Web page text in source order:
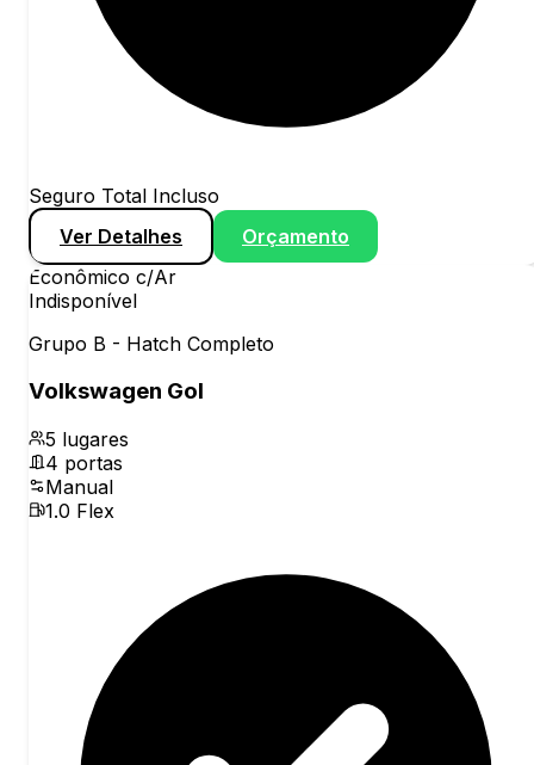
Seguro Total Incluso
Ver Detalhes
Orçamento
Econômico c/Ar
Indisponível
Grupo B - Hatch Completo
Volkswagen Gol
5 lugares
4 portas
Manual
1.0 Flex